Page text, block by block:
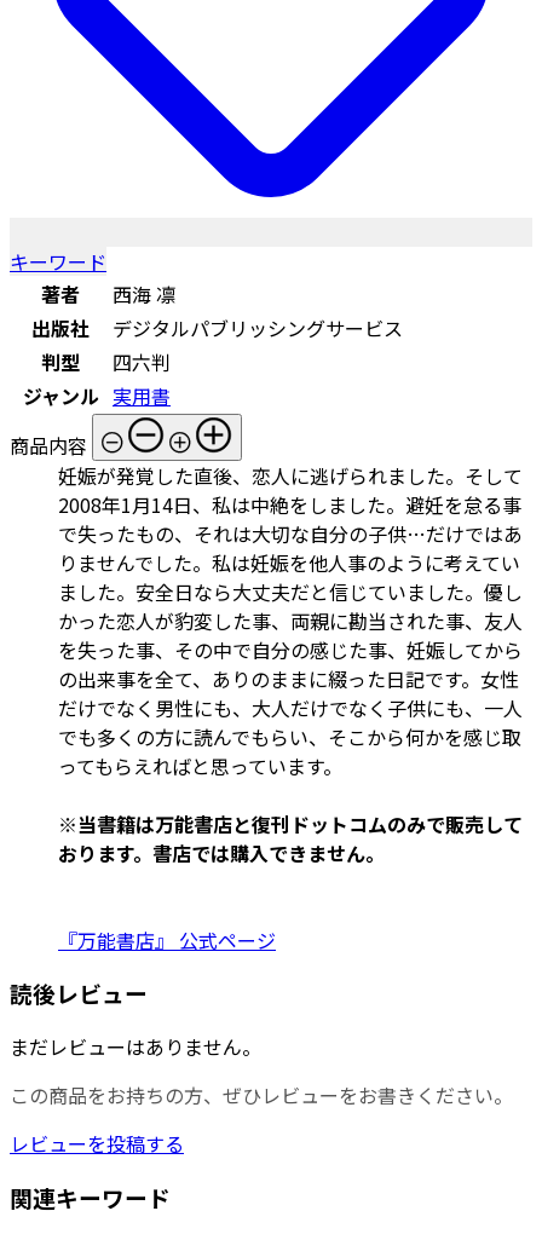
キーワード
著者
西海 凛
出版社
デジタルパブリッシングサービス
判型
四六判
ジャンル 実用書
商品内容
妊娠が発覚した直後、恋人に逃げられました。そして
2008年1月14日、私は中絶をしました。避妊を怠る事
で失ったもの、それは大切な自分の子供…だけではあ
りませんでした。私は妊娠を他人事のように考えてい
ました。安全日なら大丈夫だと信じていました。優し
かった恋人が豹変した事、両親に勘当された事、友人
を失った事、その中で自分の感じた事、妊娠してから
の出来事を全て、ありのままに綴った日記です。女性
だけでなく男性にも、大人だけでなく子供にも、一人
でも多くの方に読んでもらい、そこから何かを感じ取
ってもらえればと思っています。
※当書籍は万能書店と復刊ドットコムのみで販売して
おります。書店では購入できません。
『万能書店』 公式ページ
読後レビュー
まだレビューはありません。
この商品をお持ちの方、ぜひレビューをお書きください。
レビューを投稿する
関連キーワード